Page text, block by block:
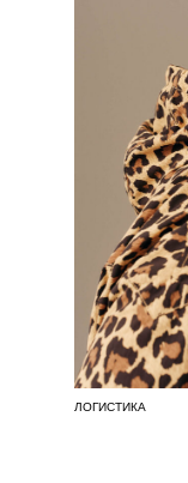
ЛОГИСТИКА